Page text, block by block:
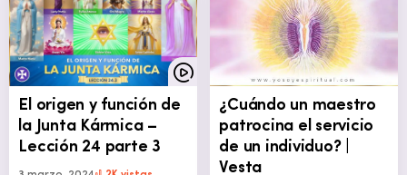
El origen y función de
la Junta Kármica –
Lección 24 parte 3
¿Cuándo un maestro
patrocina el servicio
de un individuo? |
Vesta